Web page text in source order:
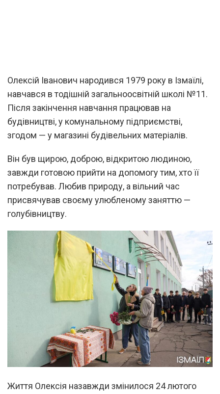
Олексій Іванович народився 1979 року в Ізмаїлі,
навчався в тодішній загальноосвітній школі №11.
Після закінчення навчання працював на
будівництві, у комунальному підприємстві,
згодом — у магазині будівельних матеріалів.
Він був щирою, доброю, відкритою людиною,
завжди готовою прийти на допомогу тим, хто її
потребував. Любив природу, а вільний час
присвячував своєму улюбленому заняттю —
голубівництву.
Життя Олексія назавжди змінилося 24 лютого